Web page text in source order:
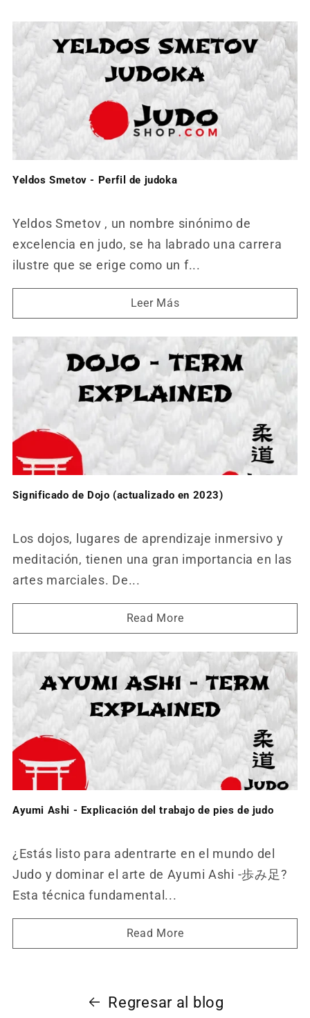
Yeldos Smetov - Perfil de judoka
Yeldos Smetov , un nombre sinónimo de
excelencia en judo, se ha labrado una carrera
ilustre que se erige como un f...
Leer Más
Significado de Dojo (actualizado en 2023)
Los dojos, lugares de aprendizaje inmersivo y
meditación, tienen una gran importancia en las
artes marciales. De...
Read More
Ayumi Ashi - Explicación del trabajo de pies de judo
¿Estás listo para adentrarte en el mundo del
Judo y dominar el arte de Ayumi Ashi -歩み足?
Esta técnica fundamental...
Read More
Regresar al blog